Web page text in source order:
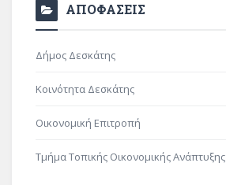
ΑΠΟΦΑΣΕΙΣ
Δήμος Δεσκάτης
Κοινότητα Δεσκάτης
Οικονομική Επιτροπή
Τμήμα Τοπικής Οικονομικής Ανάπτυξης